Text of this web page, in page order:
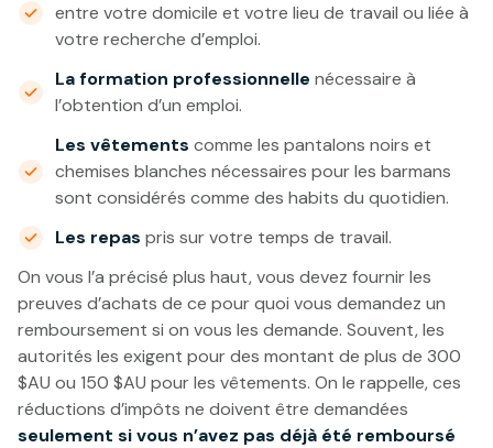
entre votre domicile et votre lieu de travail ou liée à
votre recherche d’emploi.
La formation professionnelle nécessaire à
l’obtention d’un emploi.
Les vêtements comme les pantalons noirs et
chemises blanches nécessaires pour les barmans
sont considérés comme des habits du quotidien.
Les repas pris sur votre temps de travail.
On vous l’a précisé plus haut, vous devez fournir les
preuves d’achats de ce pour quoi vous demandez un
remboursement si on vous les demande. Souvent, les
autorités les exigent pour des montant de plus de 300
$AU ou 150 $AU pour les vêtements. On le rappelle, ces
réductions d’impôts ne doivent être demandées
seulement si vous n’avez pas déjà été remboursé